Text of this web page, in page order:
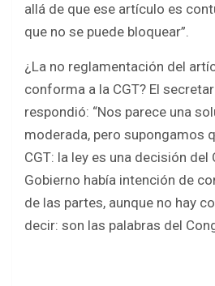
allá de que ese artículo es
que no se puede bloquear”.
¿La no reglamentación del
conforma a la CGT? El
respondió: “Nos parece una
moderada, pero supongamos
CGT: la ley es una decisión del
Gobierno había intención de
de las partes, aunque no hay
decir: son las palabras del